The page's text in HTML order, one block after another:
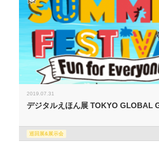
2019.07.31
デジタルえほん展 TOKYO GLOBAL
巡回展&展示会